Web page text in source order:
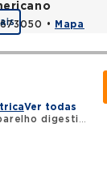
• Mapa
Ver todas
digestivo